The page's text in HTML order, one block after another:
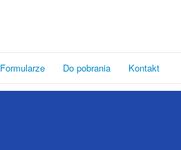
Formularze Do pobrania Kontakt